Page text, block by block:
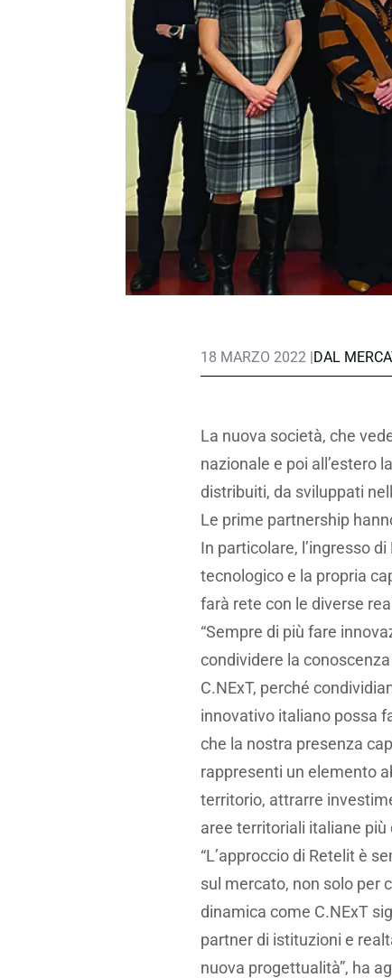
18 MARZO 2022 |DAL
La nuova società, che
nazionale e poi all’estero
distribuiti, da sviluppati
Le prime partnership
In particolare, l’ingresso
tecnologico e la propria
farà rete con le diverse
“Sempre di più fare
condividere la
C.NExT, perché
innovativo italiano possa
che la nostra presenza
rappresenti un elemento
territorio, attrarre
aree territoriali italiane più
“L’approccio di Retelit è
sul mercato, non solo per
dinamica come C.NExT
partner di istituzioni e
nuova progettualità”, ha